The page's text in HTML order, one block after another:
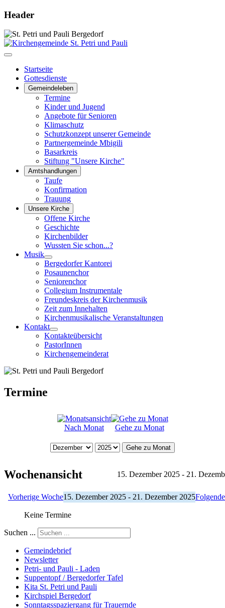
Header
Startseite
Gottesdienste
Gemeindeleben
Termine
Kinder und Jugend
Angebote für Senioren
Klimaschutz
Schutzkonzept unserer Gemeinde
Partnergemeinde Mbigili
Basarkreis
Stiftung "Unsere Kirche"
Amtshandlungen
Taufe
Konfirmation
Trauung
Unsere Kirche
Offene Kirche
Geschichte
Kirchenbilder
Wussten Sie schon...?
Musik
Bergedorfer Kantorei
Posaunenchor
Seniorenchor
Collegium Instrumentale
Freundeskreis der Kirchenmusik
Zeit zum Innehalten
Kirchenmusikalische Veranstaltungen
Kontakt
Kontakteübersicht
PastorInnen
Kirchengemeinderat
Termine
Nach Monat Gehe zu Monat
Gehe zu Monat
Wochenansicht 15. Dezember 2025 - 21.
Vorherige Woche15. Dezember 2025 - 21. Dezember 2025
Keine Termine
Suchen ...
Gemeindebrief
Newsletter
Petri- und Pauli - Laden
Suppentopf / Bergedorfer Tafel
Kita St. Petri und Pauli
Kirchspiel Bergedorf
Sonntagsspaziergang für Trauernde